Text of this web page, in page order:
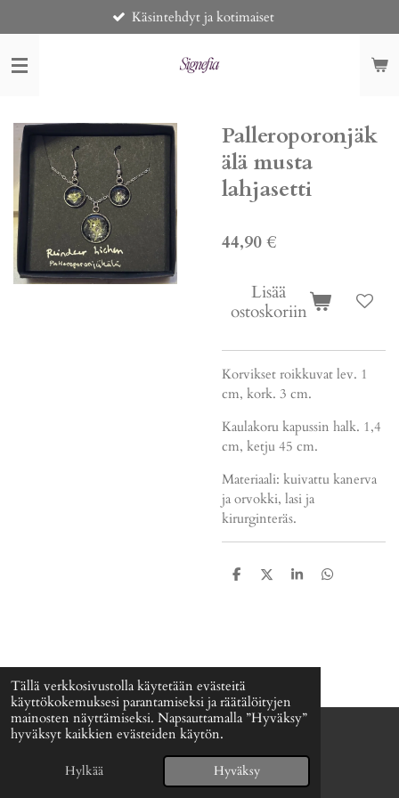
Tällä verkkosivustolla käytetään evästeitä
käyttökokemuksesi parantamiseksi ja räätälöityjen
mainosten näyttämiseksi. Napsauttamalla ”Hyväksy”
hyväksyt kaikkien evästeiden käytön.
Hylkää Hyväksy
pääsisältöön
Käsintehdyt ja kotimaiset
Palleroporonjäk
älä musta
lahjasetti
44,90 €
Lisää
ostoskoriin
Korvikset roikkuvat lev. 1
cm, kork. 3 cm.
Kaulakoru kapussin halk. 1,4
cm, ketju 45 cm.
Materiaali: kuivattu kanerva
ja orvokki, lasi ja
kirurginteräs.
J
J
J
J
© 2024 - 2026 Signefia
Palvelun tarjoaaWebador